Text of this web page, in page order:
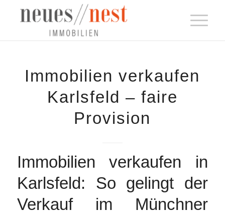
Immobilien verkaufen
Karlsfeld – faire
Provision
Immobilien verkaufen in
Karlsfeld: So gelingt der
Verkauf im Münchner